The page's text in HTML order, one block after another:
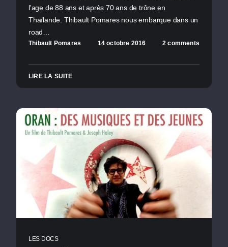
l'age de 88 ans et après 70 ans de trône en
Thaïlande. Thibault Pomares nous embarque dans un
road…
Thibault Pomares 14 octobre 2016 2 comments
LIRE LA SUITE
LES DOCS